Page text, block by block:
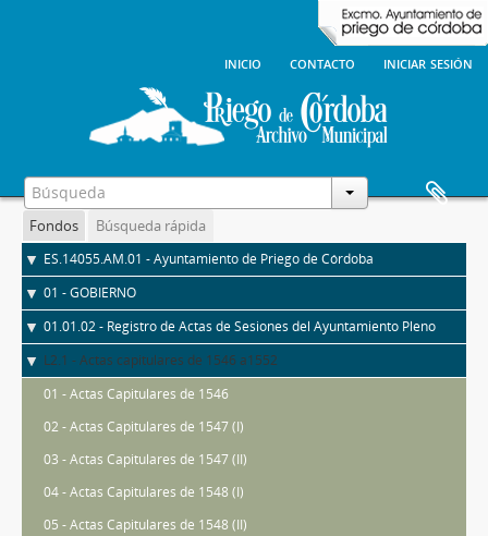
inicio contacto iniciar sesión
Fondos Búsqueda rápida
ES.14055.AM.01 - Ayuntamiento de Priego de Córdoba
01 - GOBIERNO
01.01.02 - Registro de Actas de Sesiones del Ayuntamiento Pleno
L2.1 - Actas capitulares de 1546 a1552
01 - Actas Capitulares de 1546
02 - Actas Capitulares de 1547 (I)
03 - Actas Capitulares de 1547 (II)
04 - Actas Capitulares de 1548 (I)
05 - Actas Capitulares de 1548 (II)